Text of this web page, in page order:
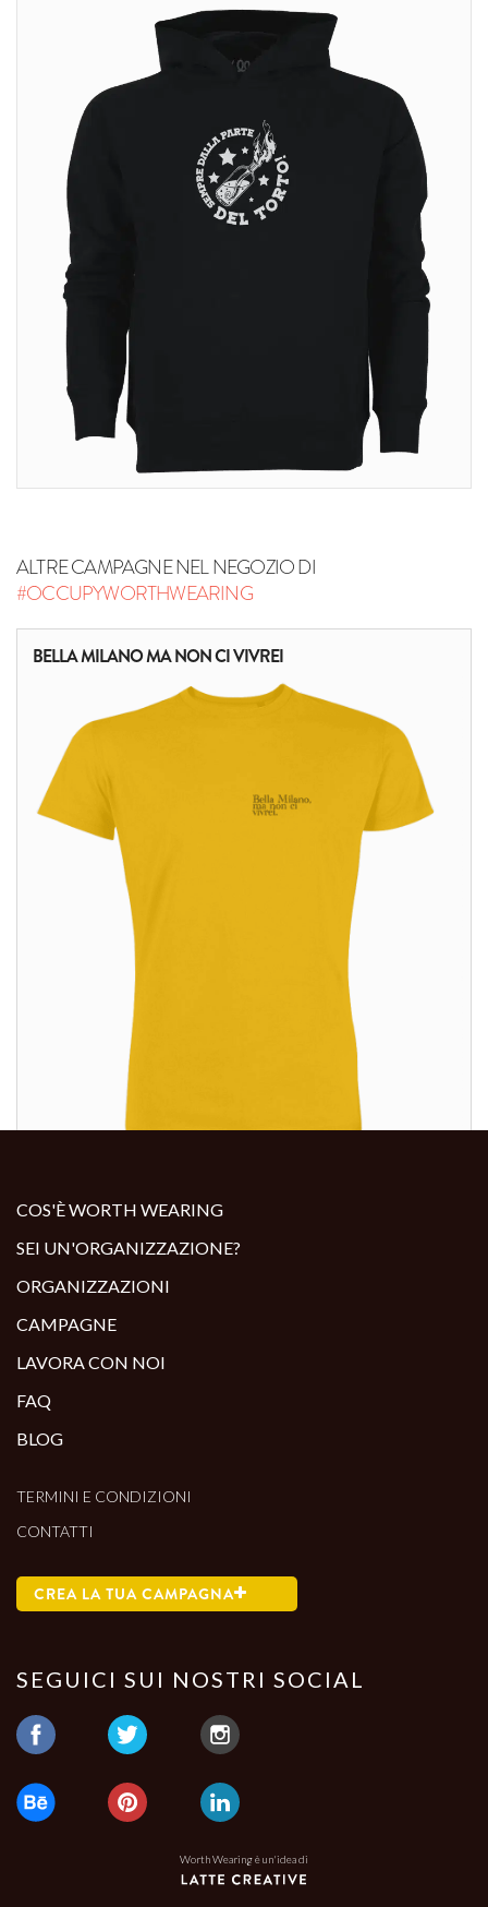
ALTRE CAMPAGNE NEL NEGOZIO DI
#OCCUPYWORTHWEARING
BELLA MILANO MA NON CI VIVREI
COS'È WORTH WEARING
SEI UN'ORGANIZZAZIONE?
ORGANIZZAZIONI
CAMPAGNE
LAVORA CON NOI
FAQ
BLOG
TERMINI E CONDIZIONI
CONTATTI
CREA LA TUA CAMPAGNA
SEGUICI SUI NOSTRI SOCIAL
Worth Wearing è un'idea di